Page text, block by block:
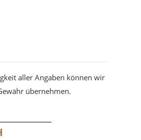
aller Angaben können wir
übernehmen.